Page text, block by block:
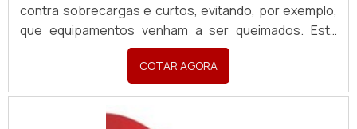
contra sobrecargas e curtos, evitando, por exemplo,
que equipamentos venham a ser queimados. Esta
proteção é feita por meio de disjuntores, com a
inclusão opcional de DRs e DPS.Além disso, é
importante ressaltar também que os quadros gerais
de distribuição de força são produzidos a partir de
COTAR AGORA